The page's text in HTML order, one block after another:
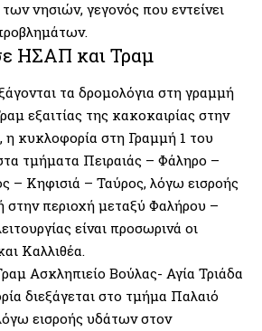
νησιών, γεγονός που εντείνει
ΗΣΑΠ και Τραμ
τα δρομολόγια στη γραμμή
εξαιτίας της κακοκαιρίας στην
η κυκλοφορία στη Γραμμή 1 του
τμήματα Πειραιάς – Φάληρο –
– Κηφισιά – Ταύρος, λόγω εισροής
περιοχή μεταξύ Φαλήρου –
είναι προσωρινά οι
Καλλιθέα.
Ασκληπιείο Βούλας- Αγία Τριάδα
διεξάγεται στο τμήμα Παλαιό
εισροής υδάτων στον